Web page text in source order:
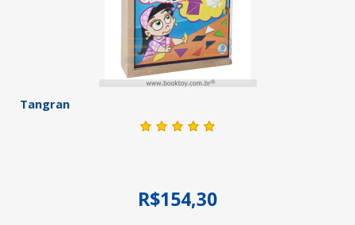
Tangran
R$154,30